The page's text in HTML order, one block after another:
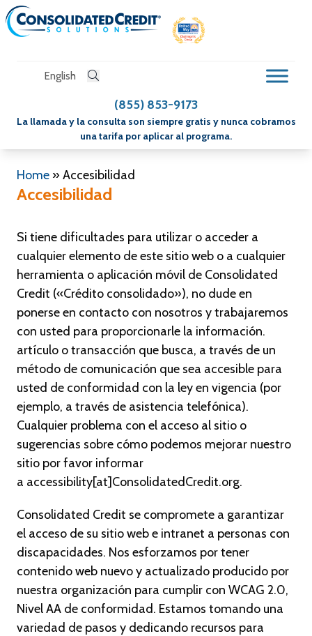
English
(855) 853-9173
La llamada y la consulta son siempre gratis y nunca cobramos
una tarifa por aplicar al programa.
Home » Accesibilidad
Accesibilidad
Si tiene dificultades para utilizar o acceder a
cualquier elemento de este sitio web o a cualquier
herramienta o aplicación móvil de Consolidated
Credit («Crédito consolidado»), no dude en
ponerse en contacto con nosotros y trabajaremos
con usted para proporcionarle la información.
artículo o transacción que busca, a través de un
método de comunicación que sea accesible para
usted de conformidad con la ley en vigencia (por
ejemplo, a través de asistencia telefónica).
Cualquier problema con el acceso al sitio o
sugerencias sobre cómo podemos mejorar nuestro
sitio por favor informar
a accessibility[at]ConsolidatedCredit.org.
Consolidated Credit se compromete a garantizar
el acceso de su sitio web e intranet a personas con
discapacidades. Nos esforzamos por tener
contenido web nuevo y actualizado producido por
nuestra organización para cumplir con WCAG 2.0,
Nivel AA de conformidad. Estamos tomando una
variedad de pasos y dedicando recursos para